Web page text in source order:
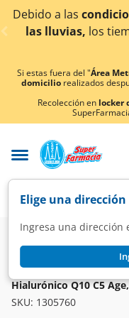
< div class="carousel-
a lascondiciones
los tiempos de
Si estas fuera del "Área
domicilio realizados
Recolección en locker
Elige una
Ingresa una dirección
Farmacia
Crema con Péptidos
Hialurónico Q10 C5
SKU: 1305760